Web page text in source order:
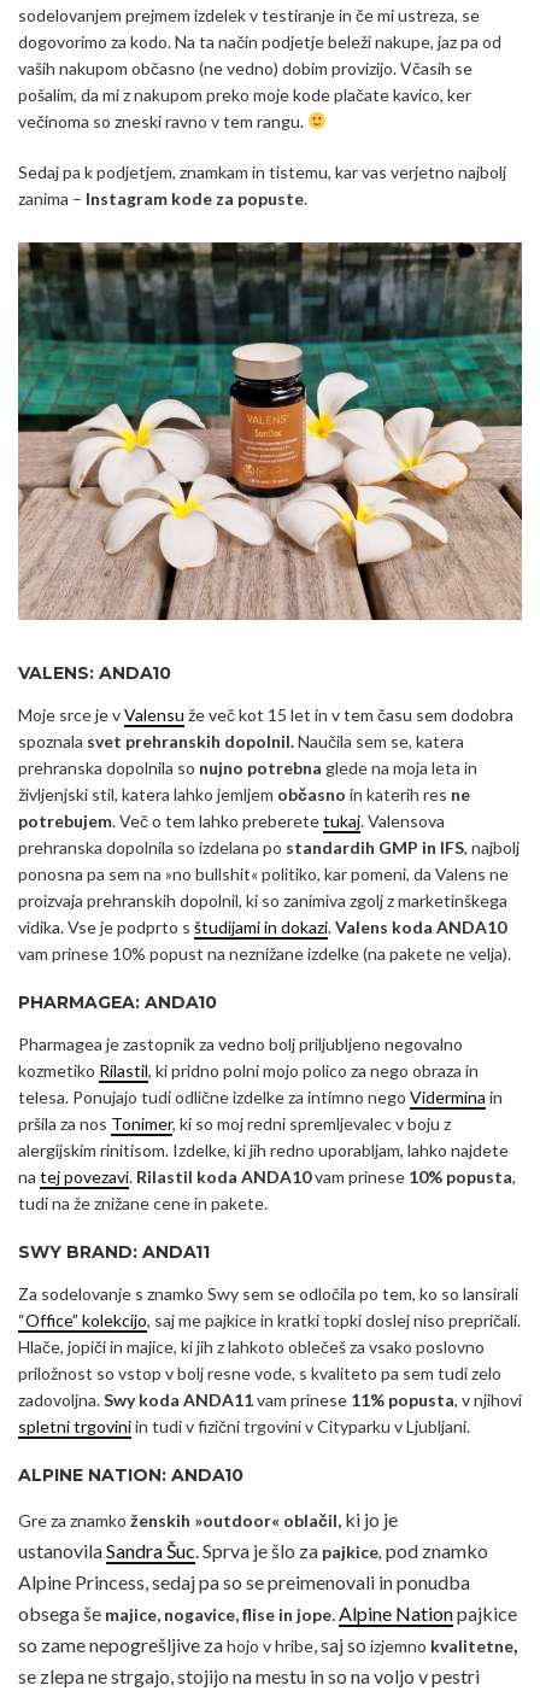
sodelovanjem prejmem izdelek v testiranje in če mi ustreza, se
dogovorimo za kodo. Na ta način podjetje beleži nakupe, jaz pa od
vaših nakupom občasno (ne vedno) dobim provizijo. Včasih se
pošalim, da mi z nakupom preko moje kode plačate kavico, ker
večinoma so zneski ravno v tem rangu.
Sedaj pa k podjetjem, znamkam in tistemu, kar vas verjetno najbolj
zanima – Instagram kode za popuste.
VALENS: ANDA10
Moje srce je vValensu že več kot 15 let in v tem času sem dodobra
spoznala svet prehranskih dopolnil.Naučila sem se, katera
prehranska dopolnila so nujno potrebna glede na moja leta in
življenjski stil, katera lahko jemljem občasno in katerih res ne
potrebujem. Več o tem lahko preberetetukaj. Valensova
prehranska dopolnila so izdelana po standardih GMP in IFS, najbolj
ponosna pa sem na »no bullshit« politiko, kar pomeni, da Valens ne
proizvaja prehranskih dopolnil, ki so zanimiva zgolj z marketinškega
vidika. Vse je podprto s študijami in dokazi.Valens koda ANDA10
vam prinese 10% popust na neznižane izdelke (na pakete ne velja).
PHARMAGEA: ANDA10
Pharmagea je zastopnik za vedno bolj priljubljeno negovalno
kozmetiko Rilastil, ki pridno polni mojo polico za nego obraza in
telesa. Ponujajo tudi odlične izdelke za intimno nego Vidermina in
pršila za nos Tonimer, ki so moj redni spremljevalec v boju z
alergijskim rinitisom. Izdelke, ki jih redno uporabljam, lahko najdete
na tej povezavi. Rilastil koda ANDA10vam prinese 10% popusta,
tudi na že znižane cene in pakete.
SWY BRAND: ANDA11
Za sodelovanje s znamko Swy sem se odločila po tem, ko so lansirali
“Office” kolekcijo, saj me pajkice in kratki topki doslej niso prepričali.
Hlače, jopiči in majice, ki jih z lahkoto oblečeš za vsako poslovno
priložnost so vstop v bolj resne vode, s kvaliteto pa sem tudi zelo
zadovoljna.Swy koda ANDA11vam prinese 11% popusta, v njihovi
spletni trgoviniin tudi v fizični trgovini v Cityparku v Ljubljani.
ALPINE NATION: ANDA10
Gre za znamko ženskih »outdoor« oblačil, ki jo je
ustanovilaSandra Šuc. Sprva je šlo za pajkice, pod znamko
Alpine Princess,sedaj pa so se preimenovali in ponudba
obsega še majice, nogavice, flise in jope.Alpine Nationpajkice
so zame nepogrešljive zahojo v hribe, saj so izjemno kvalitetne,
se zlepa ne strgajo, stojijo na mestu in so na voljo v pestri